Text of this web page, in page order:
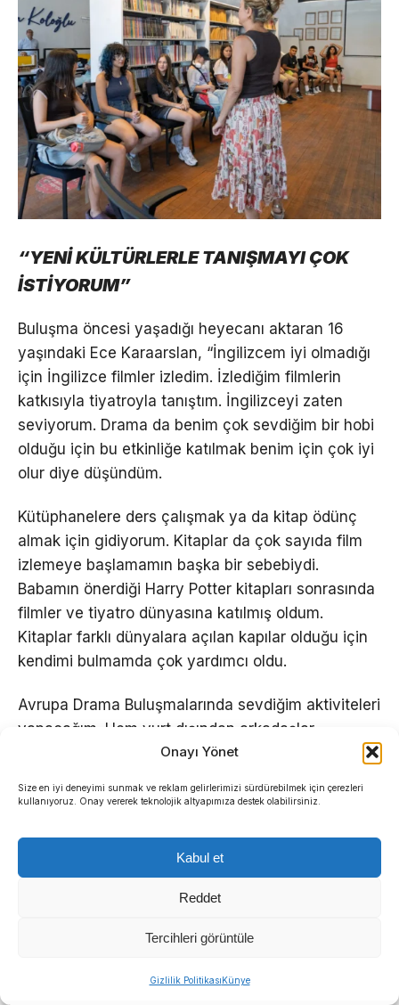
Onayı Yönet
Size en iyi deneyimi sunmak ve reklam gelirlerimizi sürdürebilmek için çerezleri
kullanıyoruz. Onay vererek teknolojik altyapımıza destek olabilirsiniz.
Kabul et
Reddet
Tercihleri görüntüle
Gizlilik PolitikasıKünye
“YENİ KÜLTÜRLERLE TANIŞMAYI ÇOK
İSTİYORUM”
Buluşma öncesi yaşadığı heyecanı aktaran 16
yaşındaki Ece Karaarslan, “İngilizcem iyi olmadığı
için İngilizce filmler izledim. İzlediğim filmlerin
katkısıyla tiyatroyla tanıştım. İngilizceyi zaten
seviyorum. Drama da benim çok sevdiğim bir hobi
olduğu için bu etkinliğe katılmak benim için çok iyi
olur diye düşündüm.
Kütüphanelere ders çalışmak ya da kitap ödünç
almak için gidiyorum. Kitaplar da çok sayıda film
izlemeye başlamamın başka bir sebebiydi.
Babamın önerdiği Harry Potter kitapları sonrasında
filmler ve tiyatro dünyasına katılmış oldum.
Kitaplar farklı dünyalara açılan kapılar olduğu için
kendimi bulmamda çok yardımcı oldu.
Avrupa Drama Buluşmalarında sevdiğim aktiviteleri
yapacağım. Hem yurt dışından arkadaşlar
edinmeyi hem İngilizcemi geliştirmeyi hem de yeni